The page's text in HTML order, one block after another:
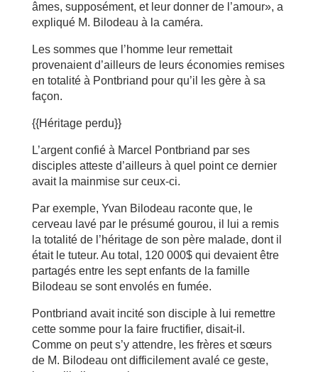
âmes, supposément, et leur donner de l’amour», a
expliqué M. Bilodeau à la caméra.
Les sommes que l’homme leur remettait
provenaient d’ailleurs de leurs économies remises
en totalité à Pontbriand pour qu’il les gère à sa
façon.
{{Héritage perdu}}
L’argent confié à Marcel Pontbriand par ses
disciples atteste d’ailleurs à quel point ce dernier
avait la mainmise sur ceux-ci.
Par exemple, Yvan Bilodeau raconte que, le
cerveau lavé par le présumé gourou, il lui a remis
la totalité de l’héritage de son père malade, dont il
était le tuteur. Au total, 120 000$ qui devaient être
partagés entre les sept enfants de la famille
Bilodeau se sont envolés en fumée.
Pontbriand avait incité son disciple à lui remettre
cette somme pour la faire fructifier, disait-il.
Comme on peut s’y attendre, les frères et sœurs
de M. Bilodeau ont difficilement avalé ce geste,